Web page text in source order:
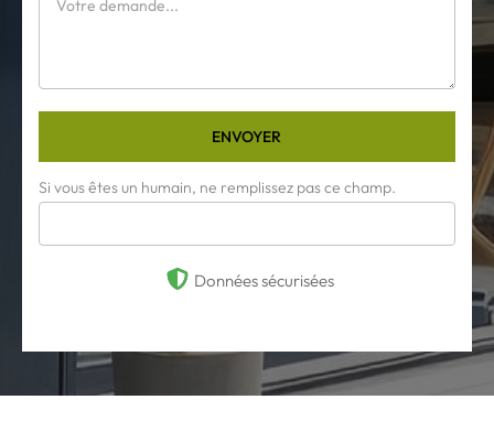
ENVOYER
Si vous êtes un humain, ne remplissez pas ce champ.
Données sécurisées